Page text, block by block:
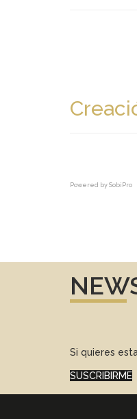
Powered by SobiPro
Si quieres
SUSCRIBIRME